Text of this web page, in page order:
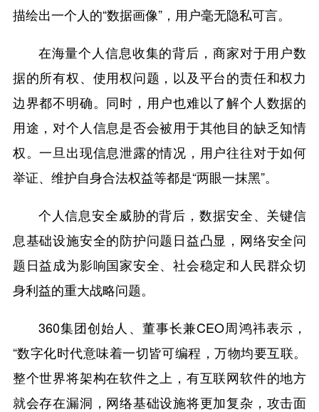
描绘出一个人的“数据画像”，用户毫无隐私可言。
在海量个人信息收集的背后，商家对于用户数
据的所有权、使用权问题，以及平台的责任和权力
边界都不明确。同时，用户也难以了解个人数据的
用途，对个人信息是否会被用于其他目的缺乏知情
权。一旦出现信息泄露的情况，用户往往对于如何
举证、维护自身合法权益等都是“两眼一抹黑”。
个人信息安全威胁的背后，数据安全、关键信
息基础设施安全的防护问题日益凸显，网络安全问
题日益成为影响国家安全、社会稳定和人民群众切
身利益的重大战略问题。
360集团创始人、董事长兼CEO周鸿祎表示，
“数字化时代意味着一切皆可编程，万物均要互联。
整个世界将架构在软件之上，有互联网软件的地方
就会存在漏洞，网络基础设施将更加复杂，攻击面